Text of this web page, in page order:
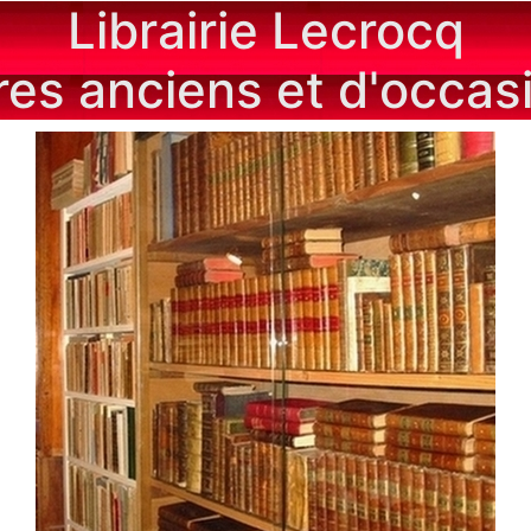
Librairie Lecrocq
anciens et